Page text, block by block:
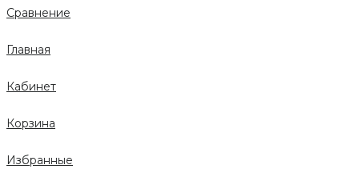
Сравнение
Главная
Кабинет
Корзина
Избранные